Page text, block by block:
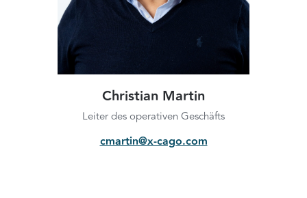
Christian Martin
Leiter des operativen Geschäfts
cmartin@x-cago.com